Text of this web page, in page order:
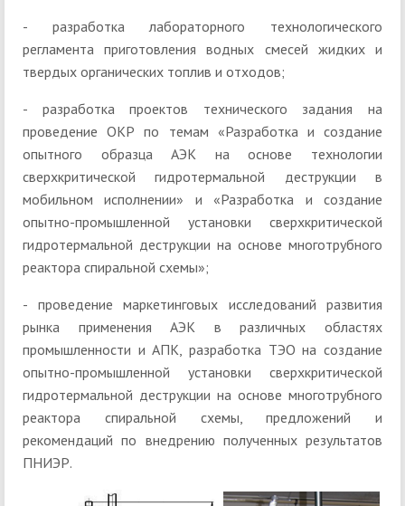
- разработка лабораторного технологического
регламента приготовления водных смесей жидких и
твердых органических топлив и отходов;
- разработка проектов технического задания на
проведение ОКР по темам «Разработка и создание
опытного образца АЭК на основе технологии
сверхкритической гидротермальной деструкции в
мобильном исполнении» и «Разработка и создание
опытно-промышленной установки сверхкритической
гидротермальной деструкции на основе многотрубного
реактора спиральной схемы»;
- проведение маркетинговых исследований развития
рынка применения АЭК в различных областях
промышленности и АПК, разработка ТЭО на создание
опытно-промышленной установки сверхкритической
гидротермальной деструкции на основе многотрубного
реактора спиральной схемы, предложений и
рекомендаций по внедрению полученных результатов
ПНИЭР.